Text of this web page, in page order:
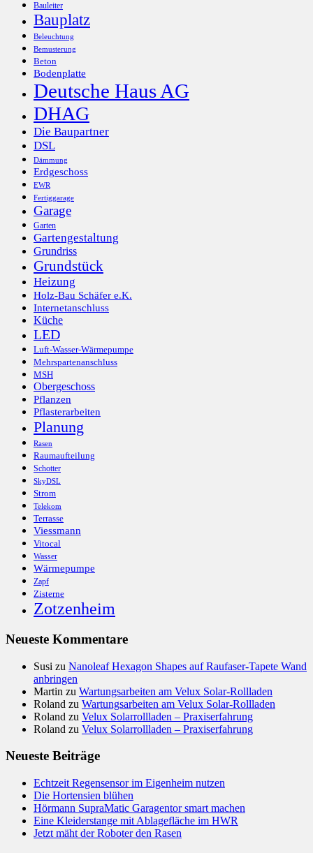
Bauleiter
Bauplatz
Beleuchtung
Bemusterung
Beton
Bodenplatte
Deutsche Haus AG
DHAG
Die Baupartner
DSL
Dämmung
Erdgeschoss
EWR
Fertiggarage
Garage
Garten
Gartengestaltung
Grundriss
Grundstück
Heizung
Holz-Bau Schäfer e.K.
Internetanschluss
Küche
LED
Luft-Wasser-Wärmepumpe
Mehrspartenanschluss
MSH
Obergeschoss
Pflanzen
Pflasterarbeiten
Planung
Rasen
Raumaufteilung
Schotter
SkyDSL
Strom
Telekom
Terrasse
Viessmann
Vitocal
Wasser
Wärmepumpe
Zapf
Zisterne
Zotzenheim
Neueste Kommentare
Susi zu Nanoleaf Hexagon Shapes auf Raufaser-Tapete Wand
anbringen
Martin zu Wartungsarbeiten am Velux Solar-Rollladen
Roland zu Wartungsarbeiten am Velux Solar-Rollladen
Roland zu Velux Solarrollladen – Praxiserfahrung
Roland zu Velux Solarrollladen – Praxiserfahrung
Neueste Beiträge
Echtzeit Regensensor im Eigenheim nutzen
Die Hortensien blühen
Hörmann SupraMatic Garagentor smart machen
Eine Kleiderstange mit Ablagefläche im HWR
Jetzt mäht der Roboter den Rasen